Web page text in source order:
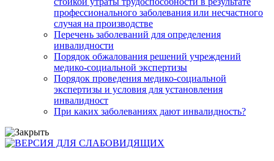
профессионального заболевания или несчастного
случая на производстве
Перечень заболеваний для определения
инвалидности
Порядок обжалования решений учреждений
медико-социальной экспертизы
Порядок проведения медико-социальной
экспертизы и условия для установления
инвалидност
При каких заболеваниях дают инвалидность?